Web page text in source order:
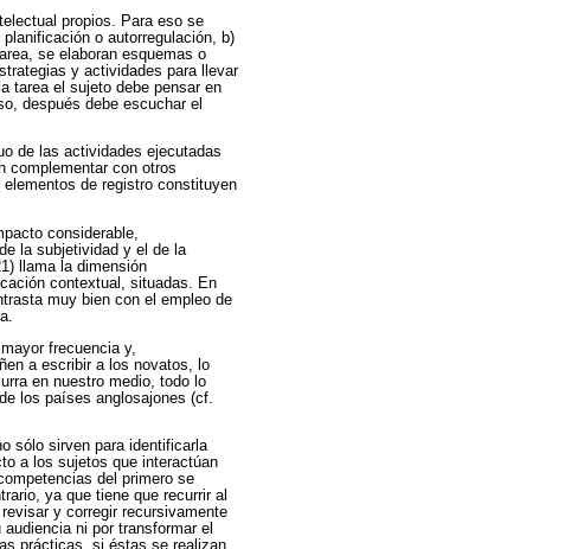
propios. Para eso se
o autorregulación, b)
se elaboran esquemas o
y actividades para llevar
tarea el sujeto debe pensar en
después debe escuchar el
de las actividades ejecutadas
complementar con otros
de registro constituyen
considerable,
la subjetividad y el de la
llama la dimensión
contextual, situadas. En
muy bien con el empleo de
frecuencia y,
a escribir a los novatos, lo
en nuestro medio, todo lo
los países anglosajones (cf.
sólo sirven para identificarla
a los sujetos que interactúan
del primero se
ya que tiene que recurrir al
y corregir recursivamente
ni por transformar el